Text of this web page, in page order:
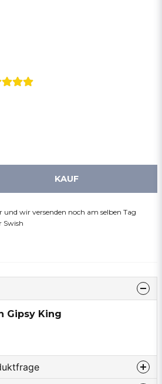
KAUF
und wir versenden noch am selben Tag
Swish
Gipsy King